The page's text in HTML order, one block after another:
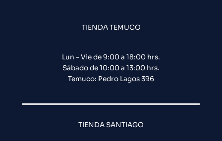
TIENDA TEMUCO
Lun - Vie de 9:00 a 18:00 hrs.
Sábado de 10:00 a 13:00 hrs.
Temuco: Pedro Lagos 396
TIENDA SANTIAGO